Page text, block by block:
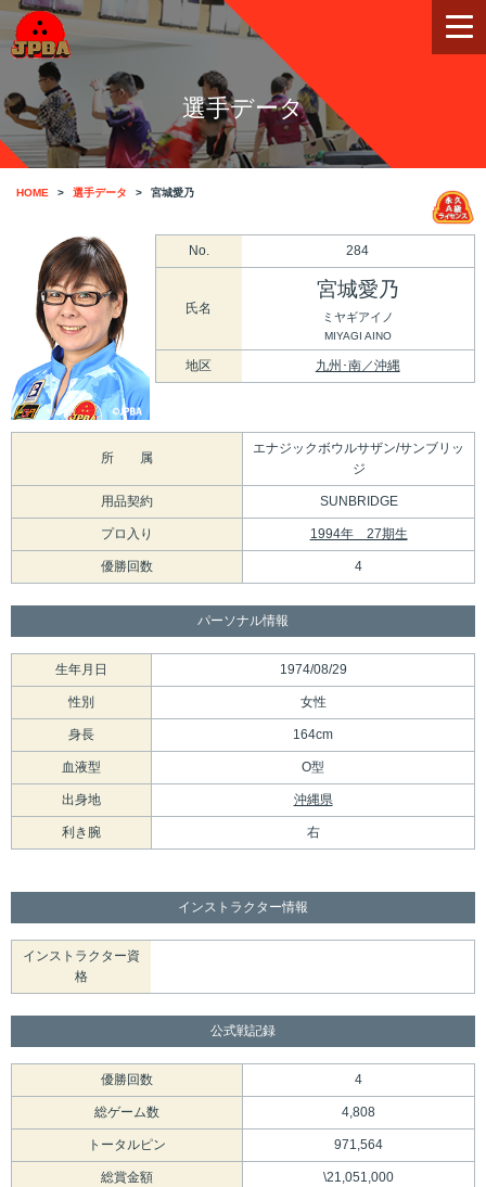
選手データ
HOME 選手データ 宮城愛乃
No. 284
氏名
宮城愛乃
ミヤギアイノ
MIYAGI AINO
地区 九州･南／沖縄
所 属
エナジックボウルサザン/サンブリッ
ジ
用品契約 SUNBRIDGE
プロ入り 1994年 27期生
優勝回数 4
パーソナル情報
生年月日 1974/08/29
性別 女性
身長 164cm
血液型 O型
出身地 沖縄県
利き腕 右
インストラクター情報
インストラクター資
格
公式戦記録
優勝回数 4
総ゲーム数 4,808
トータルピン 971,564
総賞金額 \21,051,000